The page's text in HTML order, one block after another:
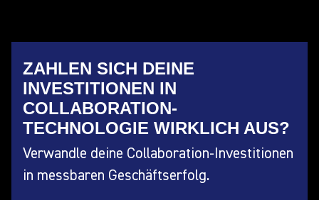
ZAHLEN SICH DEINE
INVESTITIONEN IN
COLLABORATION-
TECHNOLOGIE WIRKLICH AUS?
Verwandle deine Collaboration-Investitionen
in messbaren Geschäftserfolg.